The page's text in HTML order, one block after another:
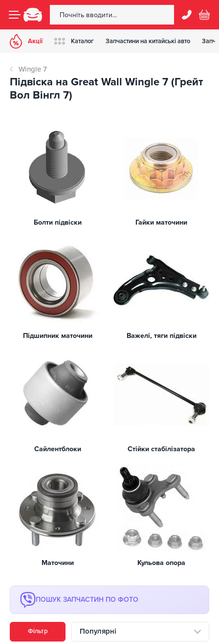
Акції Каталог Запчастини на китайські авто
Wingle 7
Підвіска на Great Wall Wingle 7 (Грейт
Вол Вінгл 7)
Болти підвіски Гайки маточини
Підшипник маточини Важелі, тяги підвіски
Сайлентблоки Стійки стабілізатора
Маточини Кульова опора
ПОШУК ЗАПЧАСТИН ПО ФОТО
Фільтр Популярні